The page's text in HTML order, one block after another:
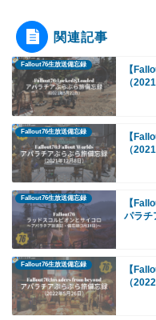
関連記事
Fallout76生放送備忘録
【
（
Fallout76生放送備忘録
【
（
Fallout76生放送備忘録
【
パラチ
Fallout76生放送備忘録
【
（